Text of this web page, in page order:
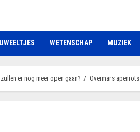
WETENSCHAP MUZIEK
er nog meer open gaan? Overmars apenrots